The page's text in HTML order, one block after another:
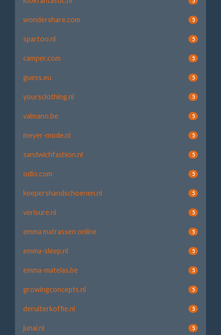
wondershare.com 5
spartoo.nl 5
camper.com 5
guess.eu 5
yoursclothing.nl 5
valmano.be 5
meyer-mode.nl 5
sandwichfashion.nl 5
odlo.com 5
keepershandschoenen.nl 5
verisure.nl 5
emma matrassen online 5
emma-sleep.nl 5
emma-matelas.be 5
growingconcepts.nl 5
deruiterkoffie.nl 5
junai.nl 5